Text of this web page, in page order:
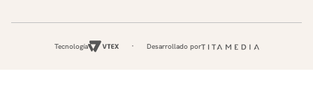
Tecnología Desarrollado por